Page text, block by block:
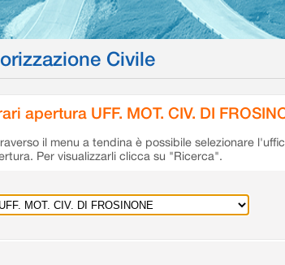
Civile
apertura UFF. MOT. CIV. DI
il menu a tendina è possibile selezionare
Per visualizzarli clicca su "Ricerca".